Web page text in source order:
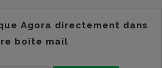
Agora directement dans
boîte mail